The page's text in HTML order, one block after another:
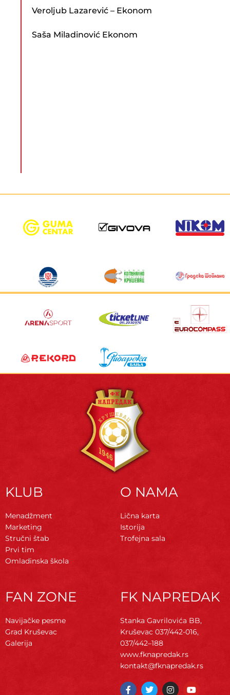
Veroljub Lazarević – Ekonom
Saša Miladinović Ekonom
KLUB
Menadžment
Marketing
Stručni štab
Prvi tim
Omladinska škola
O NAMA
Lična karta
Istorija
Trofejna sala
FAN ZONE
Navijačke pesme
Grad Kruševac
Galerija
FK NAPREDAK
Stanka Gavrilovića BB,
Kruševac 037/442-016,
037/442–188
www.fknapredak.rs
kontakt@fknapredak.rs
F
T
I
Y